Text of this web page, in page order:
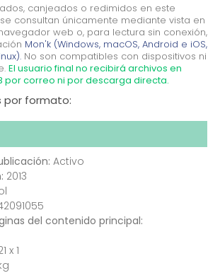
canjeados o redimidos en este
consultan únicamente mediante vista en
web o, para lectura sin conexión,
Mon'k (Windows, macOS, Android e iOS,
No son compatibles con dispositivos ni
El usuario final no recibirá archivos en
por correo ni por descarga directa.
por formato:
Activo
2013
del contenido principal:
x 1